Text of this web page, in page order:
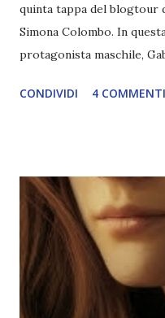
quinta tappa del blogtour
Simona Colombo. In
protagonista maschile,
le tappe del blogtour! :)
saga su Never Say Book
Protagonisti: River e il
#5 | 20 Novembre,
su Divoratori di libri
River: ambientazioni
26 Novembre, Legione
CONDIVIDI 4 COMMENTI